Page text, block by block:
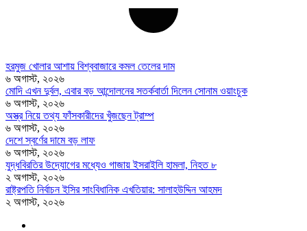
হরমুজ খোলার আশায় বিশ্ববাজারে কমল তেলের দাম
৬ অগাস্ট, ২০২৬
মোদি এখন দুর্বল, এবার বড় আন্দোলনের সতর্কবার্তা দিলেন সোনাম ওয়াংচুক
৬ অগাস্ট, ২০২৬
অস্ত্র নিয়ে তথ্য ফাঁসকারীদের খুঁজছেন ট্রাম্প
৬ অগাস্ট, ২০২৬
দেশে স্বর্ণের দামে বড় লাফ
৬ অগাস্ট, ২০২৬
যুদ্ধবিরতির উদ্যোগের মধ্যেও গাজায় ইসরাইলি হামলা, নিহত ৮
২ অগাস্ট, ২০২৬
রাষ্ট্রপতি নির্বাচন ইসির সাংবিধানিক এখতিয়ার: সালাহউদ্দিন আহমদ
২ অগাস্ট, ২০২৬